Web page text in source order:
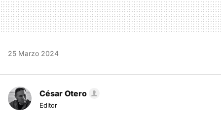
25 Marzo 2024
César Otero
Editor